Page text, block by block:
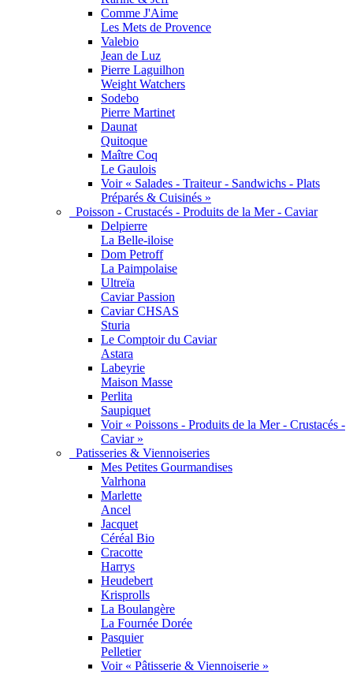
Comme J'Aime
Les Mets de Provence
Valebio
Jean de Luz
Pierre Laguilhon
Weight Watchers
Sodebo
Pierre Martinet
Daunat
Quitoque
Maître Coq
Le Gaulois
Voir « Salades - Traiteur - Sandwichs - Plats
Préparés & Cuisinés »
Poisson - Crustacés - Produits de la Mer - Caviar
Delpierre
La Belle-iloise
Dom Petroff
La Paimpolaise
Ultreïa
Caviar Passion
Caviar CHSAS
Sturia
Le Comptoir du Caviar
Astara
Labeyrie
Maison Masse
Perlita
Saupiquet
Voir « Poissons - Produits de la Mer - Crustacés -
Caviar »
Patisseries & Viennoiseries
Mes Petites Gourmandises
Valrhona
Marlette
Ancel
Jacquet
Céréal Bio
Cracotte
Harrys
Heudebert
Krisprolls
La Boulangère
La Fournée Dorée
Pasquier
Pelletier
Voir « Pâtisserie & Viennoiserie »